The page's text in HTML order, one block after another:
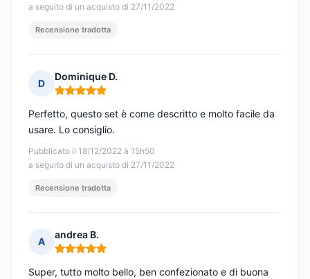
a seguito di un acquisto di 27/11/2022
Recensione tradotta
D
Dominique D.
Nota: 5 su 5
Pubblicato il 18/12/2022 à 15h50
a seguito di un acquisto di 27/11/2022
Perfetto, questo set è come descritto e molto facile da
usare. Lo consiglio.
Recensione tradotta
A
andrea B.
Nota: 5 su 5
Super, tutto molto bello, ben confezionato e di buona